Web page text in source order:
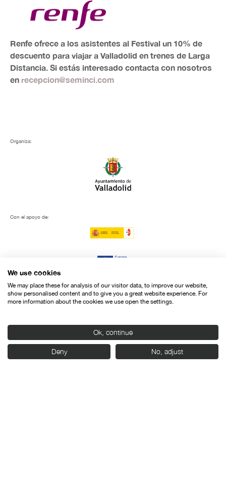
Renfe ofrece a los asistentes al Festival un 10% de
descuento para viajar a Valladolid en trenes de Larga
Distancia. Si estás interesado contacta con nosotros
en recepcion@seminci.com
Organiza:
Con el apoyo de:
We use cookies
We may place these for analysis of our visitor data, to improve our website,
show personalised content and to give you a great website experience. For
more information about the cookies we use open the settings.
Ok, continue
Deny No, adjust